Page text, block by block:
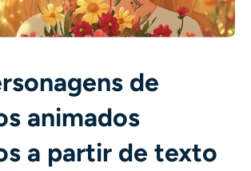
de
animados
a partir de texto